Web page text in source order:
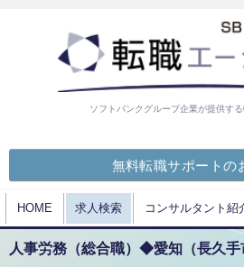
ソフトバンクグループ企業が提供す
無料転職サポートの
HOME 求人検索 コンサルタント紹
人事労務（総合職）◆愛知（長久手